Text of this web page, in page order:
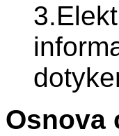
Osnova